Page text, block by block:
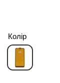
Колір